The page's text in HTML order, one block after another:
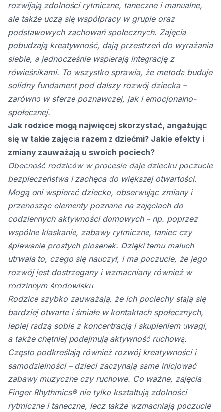
rozwijają zdolności rytmiczne, taneczne i manualne,
ale także uczą się współpracy w grupie oraz
podstawowych zachowań społecznych. Zajęcia
pobudzają kreatywność, dają przestrzeń do wyrażania
siebie, a jednocześnie wspierają integrację z
rówieśnikami. To wszystko sprawia, że metoda buduje
solidny fundament pod dalszy rozwój dziecka –
zarówno w sferze poznawczej, jak i emocjonalno-
społecznej.
Jak rodzice mogą najwięcej skorzystać, angażując
się w takie zajęcia razem z dziećmi? Jakie efekty i
zmiany zauważają u swoich pociech?
Obecność rodziców w procesie daje dziecku poczucie
bezpieczeństwa i zachęca do większej otwartości.
Mogą oni wspierać dziecko, obserwując zmiany i
przenosząc elementy poznane na zajęciach do
codziennych aktywności domowych – np. poprzez
wspólne klaskanie, zabawy rytmiczne, taniec czy
śpiewanie prostych piosenek. Dzięki temu maluch
utrwala to, czego się nauczył, i ma poczucie, że jego
rozwój jest dostrzegany i wzmacniany również w
rodzinnym środowisku.
Rodzice szybko zauważają, że ich pociechy stają się
bardziej otwarte i śmiałe w kontaktach społecznych,
lepiej radzą sobie z koncentracją i skupieniem uwagi,
a także chętniej podejmują aktywność ruchową.
Często podkreślają również rozwój kreatywności i
samodzielności – dzieci zaczynają same inicjować
zabawy muzyczne czy ruchowe. Co ważne, zajęcia
Finger Rhythmics® nie tylko kształtują zdolności
rytmiczne i taneczne, lecz także wzmacniają poczucie